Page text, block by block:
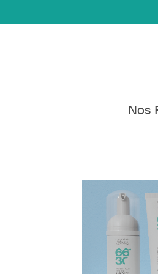
Nos